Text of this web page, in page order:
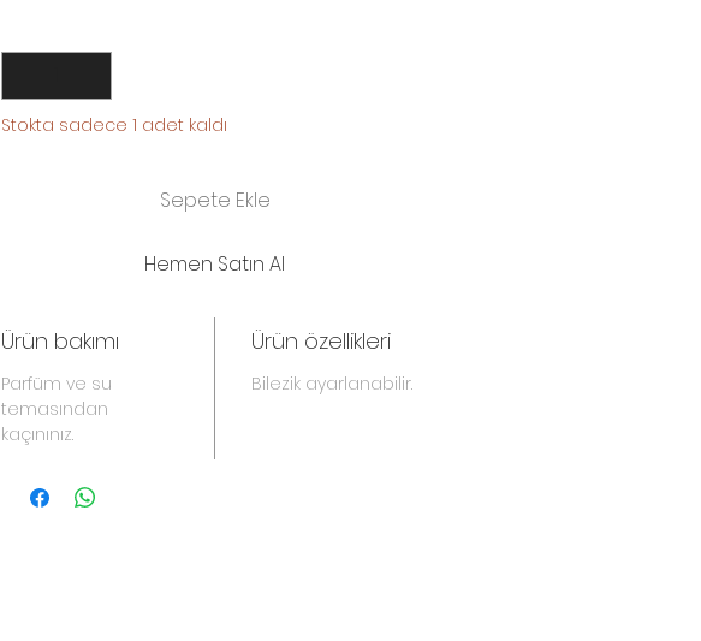
Stokta sadece 1 adet kaldı
Sepete Ekle
Hemen Satın Al
Ürün bakımı
Parfüm ve su
temasından
kaçınınız.
Ürün özellikleri
Bilezik ayarlanabilir.